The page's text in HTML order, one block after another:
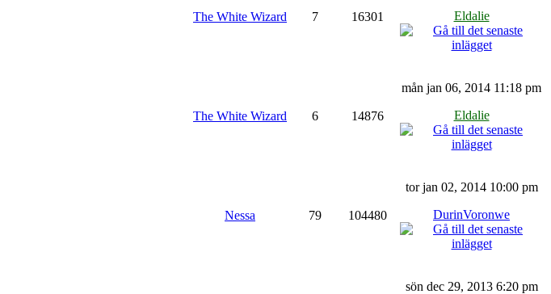
The White Wizard 7 16301
Eldalie
The White Wizard 6 14876
mån jan 06, 2014 11:18 pm
Eldalie
Nessa 79 104480
tor jan 02, 2014 10:00 pm
DurinVoronwe
sön dec 29, 2013 6:20 pm